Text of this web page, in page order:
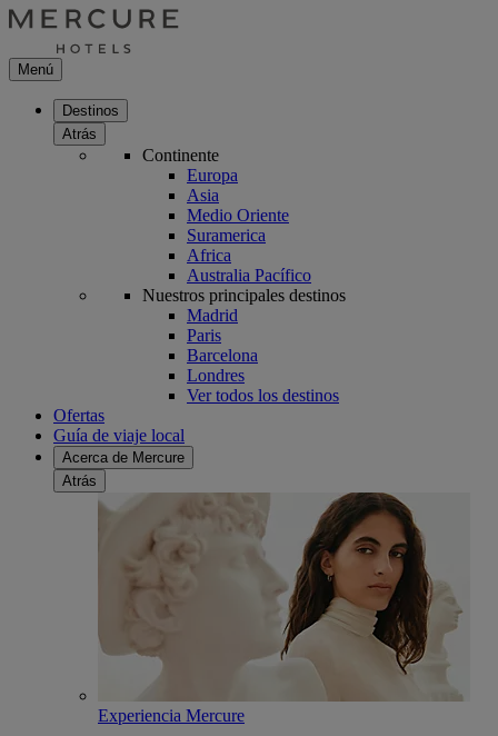
Menú
Destinos
Atrás
Continente
Europa
Asia
Medio Oriente
Suramerica
Africa
Australia Pacífico
Nuestros principales destinos
Madrid
Paris
Barcelona
Londres
Ver todos los destinos
Ofertas
Guía de viaje local
Acerca de Mercure
Atrás
Experiencia Mercure